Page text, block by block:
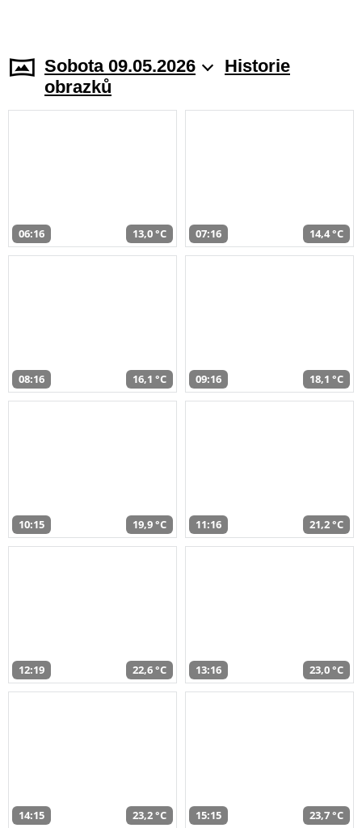
Sobota 09.05.2026
Historie
obrazků
06:16 13,0 °C 07:16 14,4 °C
08:16 16,1 °C 09:16 18,1 °C
10:15 19,9 °C 11:16 21,2 °C
12:19 22,6 °C 13:16 23,0 °C
14:15 23,2 °C 15:15 23,7 °C